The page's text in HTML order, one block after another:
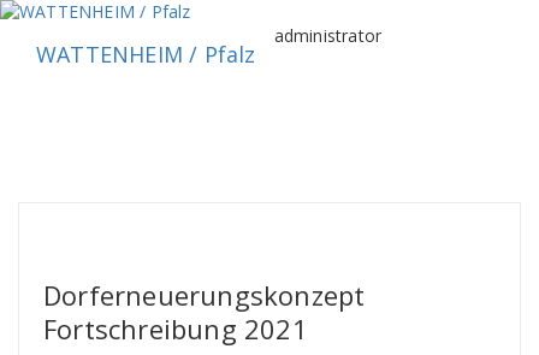
Zum
springenWATTENHEIM / Pfalz
administrator
Dorferneuerungskonzept
Fortschreibung 2021